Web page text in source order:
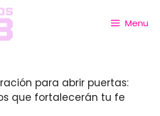
Menu
para abrir puertas:
que fortalecerán tu fe